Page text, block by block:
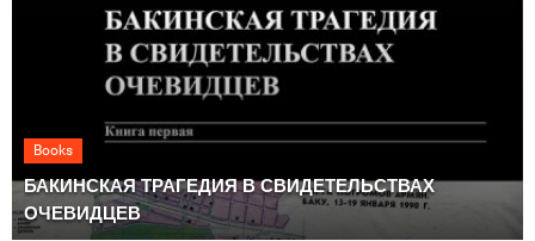
Books
БАКИНСКАЯ ТРАГЕДИЯ В СВИДЕТЕЛЬСТВАХ
ОЧЕВИДЦЕВ